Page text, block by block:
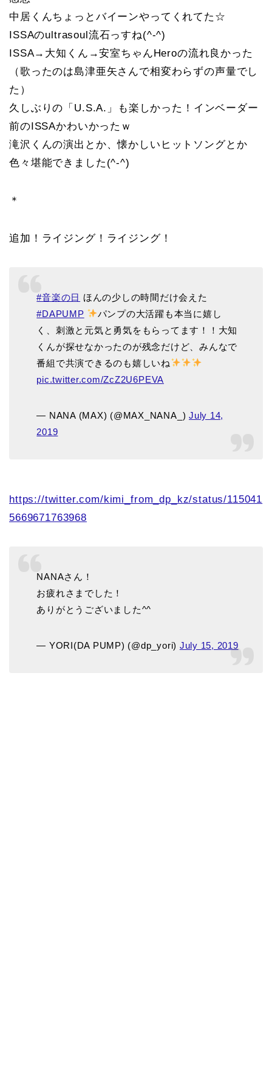
中居くんちょっとバイーンやってくれてた☆
ISSAのultrasoul流石っすね(^-^)
ISSA→大知くん→安室ちゃんHeroの流れ良かった
（歌ったのは島津亜矢さんで相変わらずの声量でし
た）
久しぶりの「U.S.A.」も楽しかった！インベーダー
前のISSAかわいかったｗ
滝沢くんの演出とか、懐かしいヒットソングとか
色々堪能できました(^-^)
＊
追加！ライジング！ライジング！
#音楽の日 ほんの少しの時間だけ会えた
#DAPUMP
パンプの大活躍も本当に嬉し
く、刺激と元気と勇気をもらってます！！大知
くんが探せなかったのが残念だけど、みんなで
番組で共演できるのも嬉しいね
pic.twitter.com/ZcZ2U6PEVA
— NANA (MAX) (@MAX_NANA_)July 14,
2019
https://twitter.com/kimi_from_dp_kz/status/115041
5669671763968
NANAさん！
お疲れさまでした！
ありがとうございました^^
— YORI(DA PUMP) (@dp_yori) July 15, 2019